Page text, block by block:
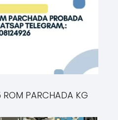
PARCHADA KG